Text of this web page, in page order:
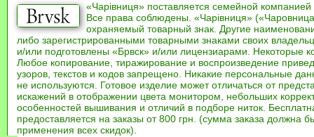
«Чарівниця» поставляется семейной компанией
Все права соблюдены. «Чарівниця»
охраняемый товарный знак. Другие
либо зарегистрированными товарными знаками своих
и/или подготовлены «Брвск» и/или лицензиарами. Некоторые
Любое копирование, тиражирование и воспроизведение
узоров, текстов и кодов запрещено. Никакие персональные
не используются. Готовое изделие может отличаться от
искажений в отображении цвета монитором, небольших
особенностей вышивания и отличий в подборе ниток.
предоставляется на заказы от 800 грн. (сумма заказа должна
применения всех скидок).